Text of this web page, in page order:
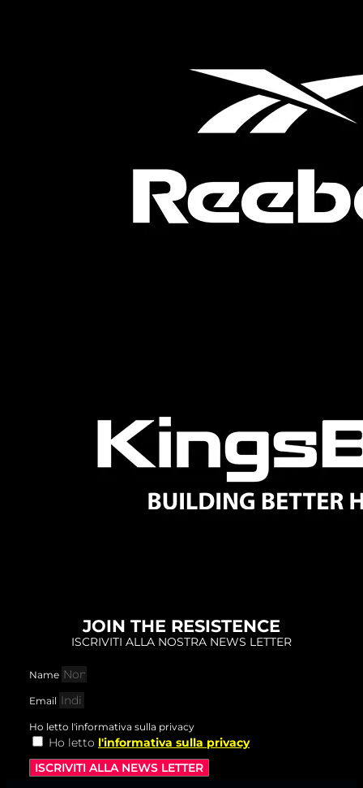
JOIN THE RESISTENCE
ISCRIVITI ALLA NOSTRA NEWS LETTER
Name
Email
Ho letto l'informativa sulla privacy
Ho letto l'informativa sulla privacy
ISCRIVITI ALLA NEWS LETTER